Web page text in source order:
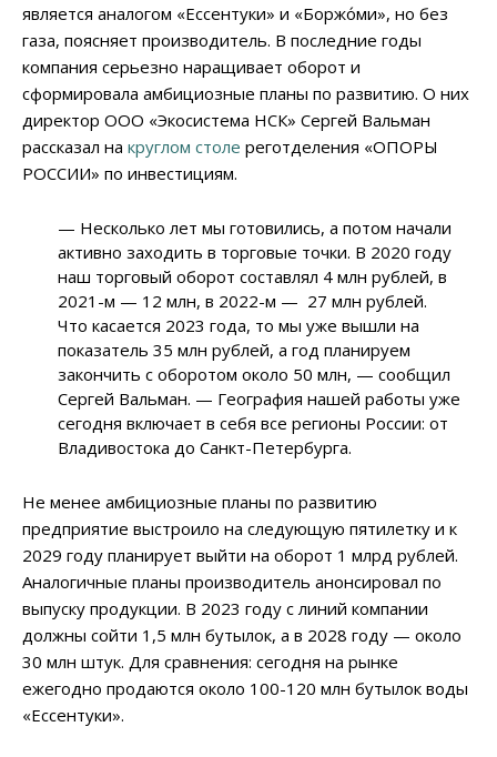
является аналогом «Ессентуки» и «Боржо́ми», но без
газа, поясняет производитель. В последние годы
компания серьезно наращивает оборот и
сформировала амбициозные планы по развитию. О них
директор ООО «Экосистема НСК» Сергей Вальман
рассказал на круглом столе реготделения «ОПОРЫ
РОССИИ» по инвестициям.
— Несколько лет мы готовились, а потом начали
активно заходить в торговые точки. В 2020 году
наш торговый оборот составлял 4 млн рублей, в
2021-м — 12 млн, в 2022-м — 27 млн рублей.
Что касается 2023 года, то мы уже вышли на
показатель 35 млн рублей, а год планируем
закончить с оборотом около 50 млн, — сообщил
Сергей Вальман. — География нашей работы уже
сегодня включает в себя все регионы России: от
Владивостока до Санкт-Петербурга.
Не менее амбициозные планы по развитию
предприятие выстроило на следующую пятилетку и к
2029 году планирует выйти на оборот 1 млрд рублей.
Аналогичные планы производитель анонсировал по
выпуску продукции. В 2023 году с линий компании
должны сойти 1,5 млн бутылок, а в 2028 году — около
30 млн штук. Для сравнения: сегодня на рынке
ежегодно продаются около 100-120 млн бутылок воды
«Ессентуки».